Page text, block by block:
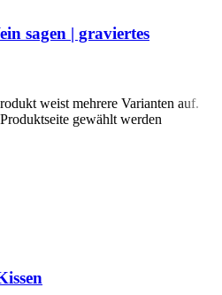
sagen | graviertes
weist mehrere Varianten auf.
gewählt werden